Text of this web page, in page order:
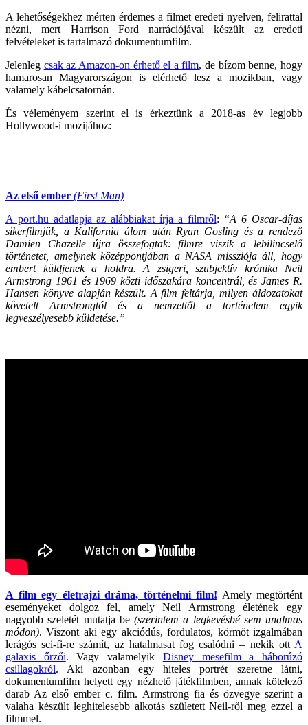
A lehetőségekhez mérten érdemes a filmet eredeti nyelven, felirattal
nézni, mert Harrison Ford narrációjával készült az eredeti
felvételeket is tartalmazó dokumentumfilm.
Jelenleg csak az Amazon-on érhető el a film, de bízom benne, hogy
hamarosan Magyarországon is elérhető lesz a mozikban, vagy
valamely kábelcsatornán.
És véleményem szerint el is érkeztünk a 2018-as év legjobb
Hollywood-i mozijához:
Az első ember (First Man)
A port.hu adatlapja az alábbiakat írja a filmről: “A 6 Oscar-díjas
sikerfilmjük, a Kalifornia álom után Ryan Gosling és a rendező
Damien Chazelle újra összefogtak: filmre viszik a lebilincselő
történetet, amelynek középpontjában a NASA missziója áll, hogy
embert küldjenek a holdra. A zsigeri, szubjektív krónika Neil
Armstrong 1961 és 1969 közti időszakára koncentrál, és James R.
Hansen könyve alapján készült. A film feltárja, milyen áldozatokat
követelt Armstrongtól és a nemzettől a történelem egyik
legveszélyesebb küldetése.”
A film egy életrajzi dráma, történelmi film! Amely megtörtént
eseményeket dolgoz fel, amely Neil Armstrong életének egy
nagyobb szeletét mutatja be (szerintem a legkevésbé sem unalmas
módon). Viszont aki egy akciódús, fordulatos, körmöt izgalmában
lerágós sci-fi-re számít, az hatalmasat fog csalódni – nekik ott A
galaxis őrzői. Vagy valamelyik Disney mesefilm a háborúzó
csillagokról. Aki azonban egy hiteles portrét szeretne látni,
dokumentumfilm helyett egy nézhető játékfilmben, annak kötelező
darab Az első ember c. film. Armstrong fia és özvegye szerint a
valaha készült leghitelesebb alkotás született Neil-ről meg ezzel a
filmmel.